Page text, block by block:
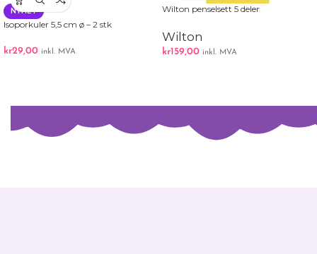
NYHET
Isoporkuler 5,5 cm ø – 2 stk
kr29,00 inkl. MVA
Wilton penselsett 5 deler
Wilton
kr159,00 inkl. MVA